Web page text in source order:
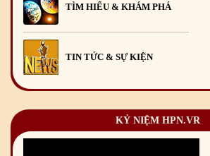
TÌM HIỂU & KHÁM PHÁ
TIN TỨC & SỰ KIỆN
KỶ NIỆM HPN.VR